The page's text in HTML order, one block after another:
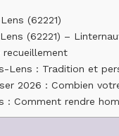
(62221)
(62221) –
recueillement
Lens : Tradition et
2026 : Combien
: Comment rendre